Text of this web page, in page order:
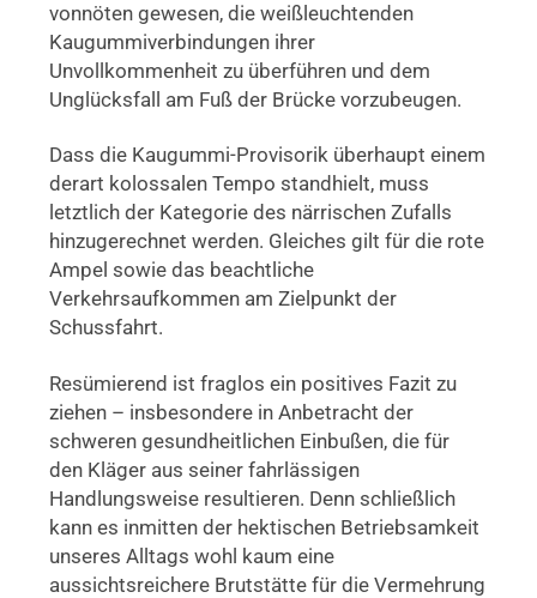
vonnöten gewesen, die weißleuchtenden
Kaugummiverbindungen ihrer
Unvollkommenheit zu überführen und dem
Unglücksfall am Fuß der Brücke vorzubeugen.
Dass die Kaugummi-Provisorik überhaupt einem
derart kolossalen Tempo standhielt, muss
letztlich der Kategorie des närrischen Zufalls
hinzugerechnet werden. Gleiches gilt für die rote
Ampel sowie das beachtliche
Verkehrsaufkommen am Zielpunkt der
Schussfahrt.
Resümierend ist fraglos ein positives Fazit zu
ziehen – insbesondere in Anbetracht der
schweren gesundheitlichen Einbußen, die für
den Kläger aus seiner fahrlässigen
Handlungsweise resultieren. Denn schließlich
kann es inmitten der hektischen Betriebsamkeit
unseres Alltags wohl kaum eine
aussichtsreichere Brutstätte für die Vermehrung